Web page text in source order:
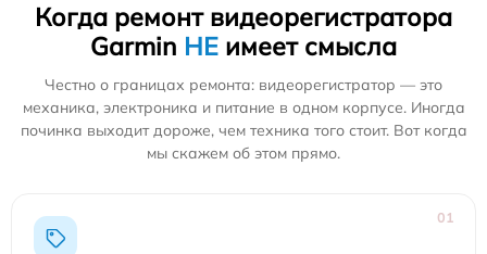
Когда ремонт видеорегистратора
Garmin НЕ имеет смысла
Честно о границах ремонта: видеорегистратор — это
механика, электроника и питание в одном корпусе. Иногда
починка выходит дороже, чем техника того стоит. Вот когда
мы скажем об этом прямо.
01